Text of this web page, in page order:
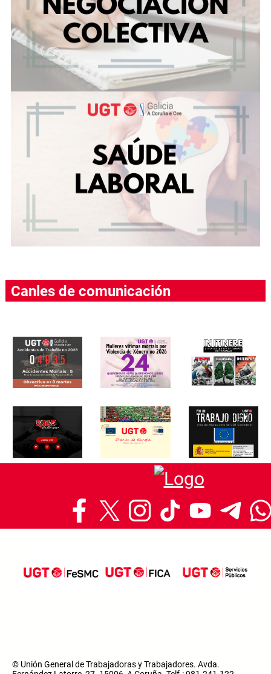
Canles de comunicación
© Unión General de Trabajadoras y Trabajadores. Avda.